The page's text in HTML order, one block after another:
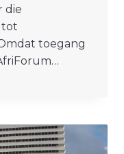
die
tot
toegang